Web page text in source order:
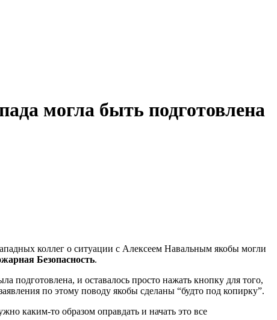
могла быть подготовлена
коллег о ситуации с Алексеем Навальным якобы могли
Безопасность.
подготовлена, и оставалось просто нажать кнопку для того,
по этому поводу якобы сделаны “будто под копирку”.
каким-то образом оправдать и начать это все